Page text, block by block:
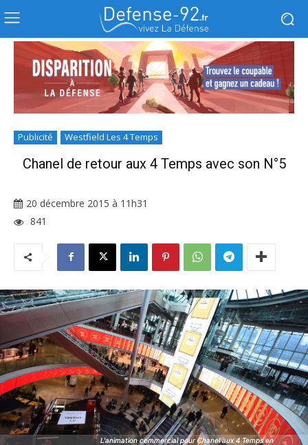
Publicité Westfield Les 4 Temps
Chanel de retour aux 4 Temps avec son N°5
20 décembre 2015 à 11h31
841
L'animation commercial pour Chanel aux 4 Temps en
L'animation commercial pour Chanel aux 4 Temps en